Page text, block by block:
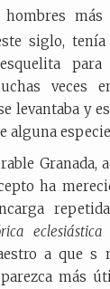
más
siglo, tenía
para
veces
levantaba y
alguna
Granada,
ha
eclesiástica
a que s
más